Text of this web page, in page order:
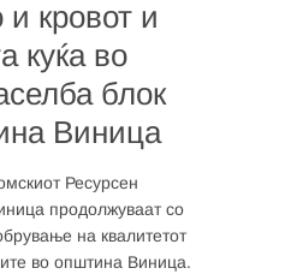
и кровот и
куќа во
блок
Виница
Ресурсен
продолжуваат со
на квалитетот
во општина Виница.